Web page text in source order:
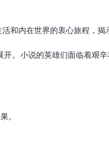
和内在世界的衷心旅程，揭
。小说的英雄们面临着艰
。